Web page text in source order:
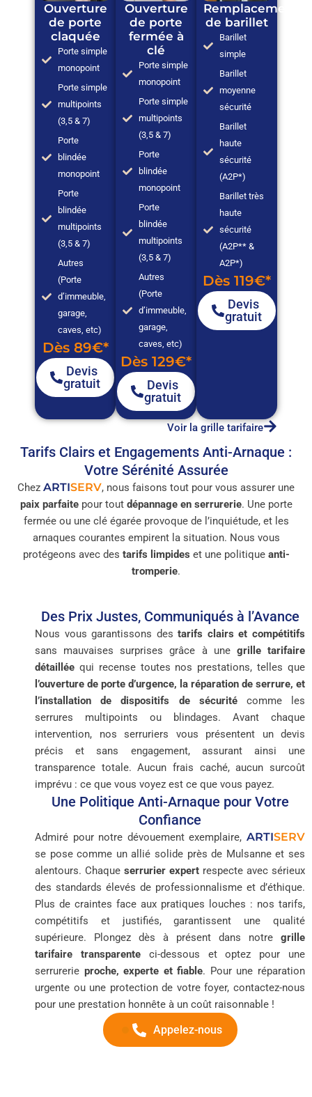
Ouverture
de porte
claquée
Porte simple
monopoint
Porte simple
multipoints
(3,5 & 7)
Porte
blindée
monopoint
Porte
blindée
multipoints
(3,5 & 7)
Autres
(Porte
d’immeuble,
garage,
caves, etc)
Dès 89€*
Devis
gratuit
Ouverture
de porte
fermée à
clé
Porte simple
monopoint
Porte simple
multipoints
(3,5 & 7)
Porte
blindée
monopoint
Porte
blindée
multipoints
(3,5 & 7)
Autres
(Porte
d’immeuble,
garage,
caves, etc)
Dès 129€*
Devis
gratuit
Remplacement
de barillet
Barillet
simple
Barillet
moyenne
sécurité
Barillet
haute
sécurité
(A2P*)
Barillet très
haute
sécurité
(A2P** &
A2P*)
Dès 119€*
Devis
gratuit
Voir la grille tarifaire
Tarifs Clairs et Engagements Anti-Arnaque :
Votre Sérénité Assurée
Chez ARTISERV, nous faisons tout pour vous assurer une
paix parfaitepour tout dépannage en serrurerie. Une porte
fermée ou une clé égarée provoque de l’inquiétude, et les
arnaques courantes empirent la situation. Nous vous
protégeons avec des tarifs limpides et une politique anti-
tromperie.
Des Prix Justes, Communiqués à l’Avance
Nous vous garantissons destarifs clairs et compétitifs
sans mauvaises surprises grâce à une grille tarifaire
détaillée qui recense toutes nos prestations, telles que
l’ouverture de porte d’urgence, la réparation de serrure, et
l’installation de dispositifs de sécuritécomme les
serrures multipoints ou blindages. Avant chaque
intervention, nos serruriers vous présentent un devis
précis et sans engagement, assurant ainsi une
transparence totale. Aucun frais caché, aucun surcoût
imprévu : ce que vous voyez est ce que vous payez.
Une Politique Anti-Arnaque pour Votre
Confiance
Admiré pour notre dévouement exemplaire, ARTISERV
se pose comme un allié solide près de Mulsanne et ses
alentours. Chaque serrurier expert respecte avec sérieux
des standards élevés de professionnalisme et d’éthique.
Plus de craintes face aux pratiques louches : nos tarifs,
compétitifs et justifiés, garantissent une qualité
supérieure. Plongez dès à présent dans notre grille
tarifaire transparenteci-dessous et optez pour une
serrurerie proche, experte et fiable. Pour une réparation
urgente ou une protection de votre foyer, contactez-nous
pour une prestation honnête à un coût raisonnable !
Appelez-nous